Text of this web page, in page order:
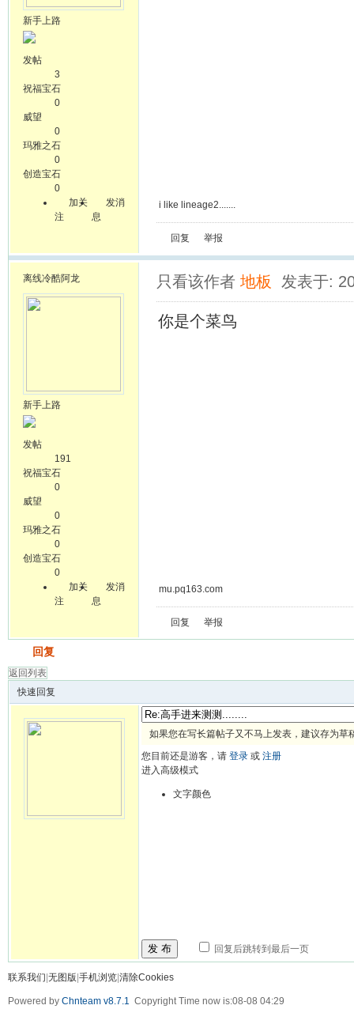
新手上路
发帖
3
祝福宝石
0
威望
0
玛雅之石
0
创造宝石
0
加关
注
发消
息
i like lineage2.......
回复 举报
离线冷酷阿龙
新手上路
发帖
191
祝福宝石
0
威望
0
玛雅之石
0
创造宝石
0
加关
注
发消
息
只看该作者 地板 发表于:
你是个菜鸟
mu.pq163.com
回复 举报
回复
返回列表
快速回复
如果您在写长篇帖子又不马上发表，建议存为草
您目前还是游客，请 登录 或 注册
进入高级模式
文字颜色
发 布 回复后跳转到最后一页
联系我们 无图版 手机浏览 清除Cookies
Powered by Chnteam v8.7.1 Copyright Time now is:08-08 04:29